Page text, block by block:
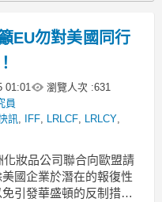
商和分銷商。值得注意的
在年底前有所改善，但
根據密西根大學
EU勿對美國同行
01:01 瀏覽人次 :631
員
訊, IFF, LRLCF, LRLCY,
化妝品公司聯合向歐盟請
國企業於潛在的報復性
引發華盛頓的反制措